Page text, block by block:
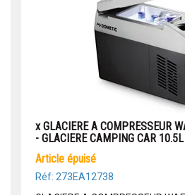
x GLACIERE A COMPRESSEUR
- GLACIERE CAMPING CAR 10.5L
article épuisé
Réf: 273EA12738